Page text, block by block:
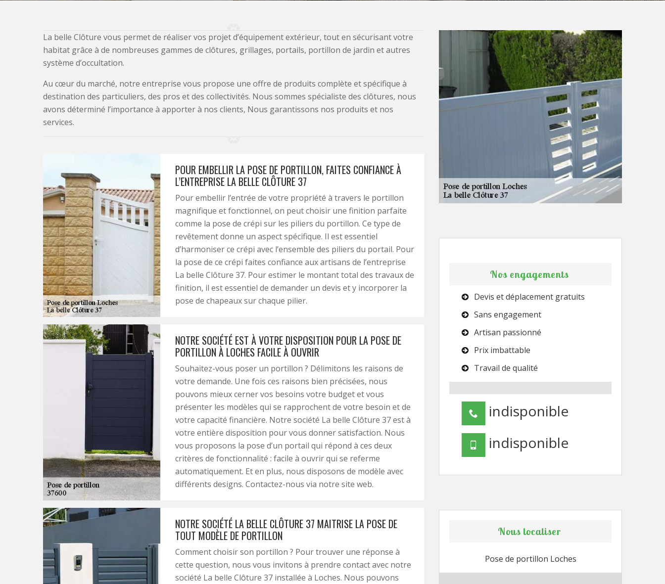
La belle Clôture vous permet de réaliser vos projet d’équipement extérieur, tout en sécurisant votre
habitat grâce à de nombreuses gammes de clôtures, grillages, portails, portillon de jardin et autres
système d’occultation.
Au cœur du marché, notre entreprise vous propose une offre de produits complète et spécifique à
destination des particuliers, des pros et des collectivités. Nous sommes spécialiste des clôtures, nous
avons déterminé l’importance à apporter à nos clients, Nous garantissons nos produits et nos
services.
POUR EMBELLIR LA POSE DE PORTILLON, FAITES CONFIANCE À
L’ENTREPRISE LA BELLE CLÔTURE 37
Pour embellir l’entrée de votre propriété à travers le portillon
magnifique et fonctionnel, on peut choisir une finition parfaite
comme la pose de crépi sur les piliers du portillon. Ce type de
revêtement donne un aspect spécifique. Il est essentiel
d’harmoniser ce crépi avec l’ensemble des piliers du portail. Pour
la pose de ce crépi faites confiance aux artisans de l’entreprise
La belle Clôture 37. Pour estimer le montant total des travaux de
finition, il est essentiel de demander un devis et y incorporer la
pose de chapeaux sur chaque pilier.
NOTRE SOCIÉTÉ EST À VOTRE DISPOSITION POUR LA POSE DE
PORTILLON À LOCHES FACILE À OUVRIR
Souhaitez-vous poser un portillon ? Délimitons les raisons de
votre demande. Une fois ces raisons bien précisées, nous
pouvons mieux cerner vos besoins votre budget et vous
présenter les modèles qui se rapprochent de votre besoin et de
votre capacité financière. Notre société La belle Clôture 37 est à
votre entière disposition pour vous donner satisfaction. Nous
vous proposons la pose d’un portail qui répond à ces deux
critères de fonctionnalité : facile à ouvrir qui se referme
automatiquement. Et en plus, nous disposons de modèle avec
différents designs. Contactez-nous via notre site web.
NOTRE SOCIÉTÉ LA BELLE CLÔTURE 37 MAITRISE LA POSE DE
TOUT MODÈLE DE PORTILLON
Comment choisir son portillon ? Pour trouver une réponse à
cette question, nous vous invitons à prendre contact avec notre
société La belle Clôture 37 installée à Loches. Nous pouvons
Nos engagements
Devis et déplacement gratuits
Sans engagement
Artisan passionné
Prix imbattable
Travail de qualité
indisponible
indisponible
Nous localiser
Pose de portillon Loches